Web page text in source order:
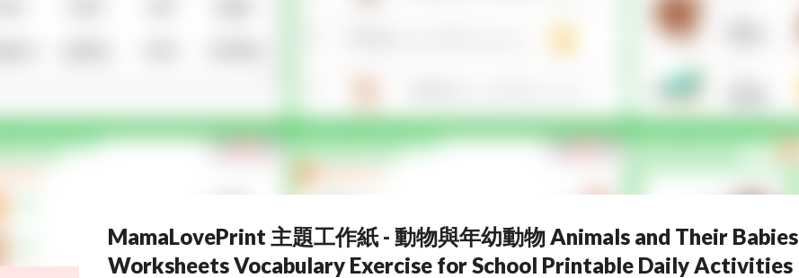
MamaLovePrint 主題工作紙 - 動物與年幼動物 Animals and Their Babies
Worksheets Vocabulary Exercise for School Printable Daily Activities